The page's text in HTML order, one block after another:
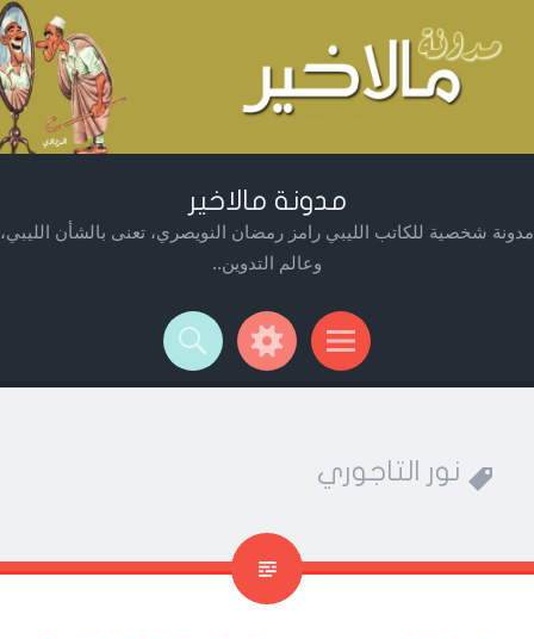
مدونة مالاخير
مدونة شخصية للكاتب الليبي رامز رمضان النويصري، تعنى بالشأن الليبي،
وعالم التدوين..
Menu
Widgets
Search
نور التاجوري